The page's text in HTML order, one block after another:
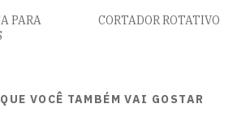
PARA
CORTADOR ROTATIVO
VOCÊ TAMBÉM VAI GOSTAR